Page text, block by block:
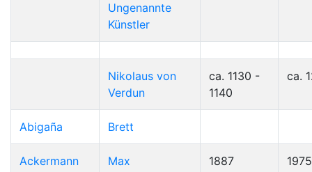
Ungenannte
Künstler
Nikolaus von
Verdun
ca. 1130 -
1140
ca.
Abigaña Brett
Ackermann Max 1887 1975